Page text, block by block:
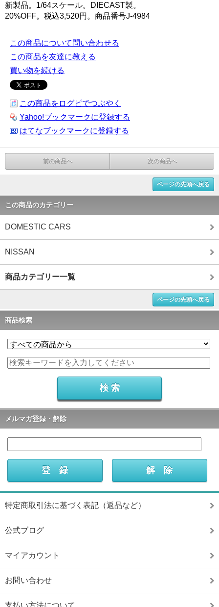
新製品。1/64スケール。DIECAST製。
20%OFF。税込3,520円。商品番号J-4984
この商品について問い合わせる
この商品を友達に教える
買い物を続ける
この商品をログピでつぶやく
Yahoo!ブックマークに登録する
はてなブックマークに登録する
前の商品へ 次の商品へ
ページの先頭へ戻る
この商品のカテゴリー
DOMESTIC CARS
NISSAN
商品カテゴリー一覧
ページの先頭へ戻る
商品検索
メルマガ登録・解除
特定商取引法に基づく表記（返品など）
公式ブログ
マイアカウント
お問い合わせ
支払い方法について